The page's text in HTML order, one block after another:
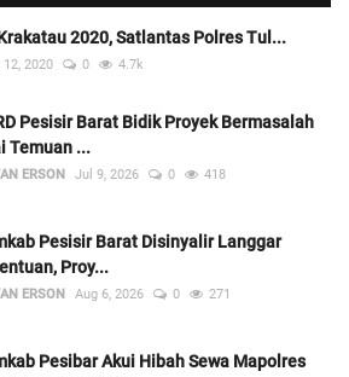
2020, Satlantas Polres Tul...
12, 2020 0 4.7k
Pesisir Barat Bidik Proyek Bermasalah
Temuan ...
ERSON Jul 9, 2026 0 418
Pesisir Barat Disinyalir Langgar
Proy...
ERSON Aug 6, 2026 0 271
Pesibar Akui Hibah Sewa Mapolres